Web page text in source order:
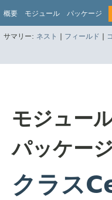
概要 モジュール パッケージ
サマリー: ネスト | フィールド |
モジュー
パッケージ
クラス